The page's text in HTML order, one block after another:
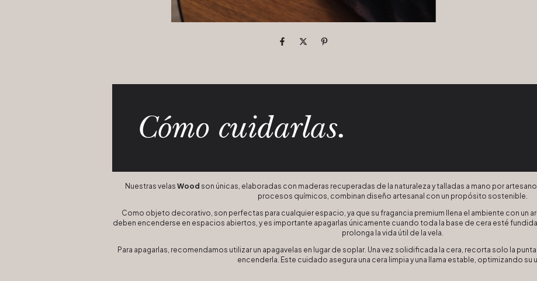
Nuestras velas Wood son únicas, elaboradas con maderas recuperadas de la naturaleza y talladas a mano por
procesos químicos, combinan diseño artesanal con un propósito sostenible.
Como objeto decorativo, son perfectas para cualquier espacio, ya que su fragancia premium llena el ambiente con un
deben encenderse en espacios abiertos, y es importante apagarlas únicamente cuando toda la base de cera esté
prolonga la vida útil de la vela.
Para apagarlas, recomendamos utilizar un apagavelas en lugar de soplar. Una vez solidificada la cera, recorta solo la
encenderla. Este cuidado asegura una cera limpia y una llama estable, optimizando su